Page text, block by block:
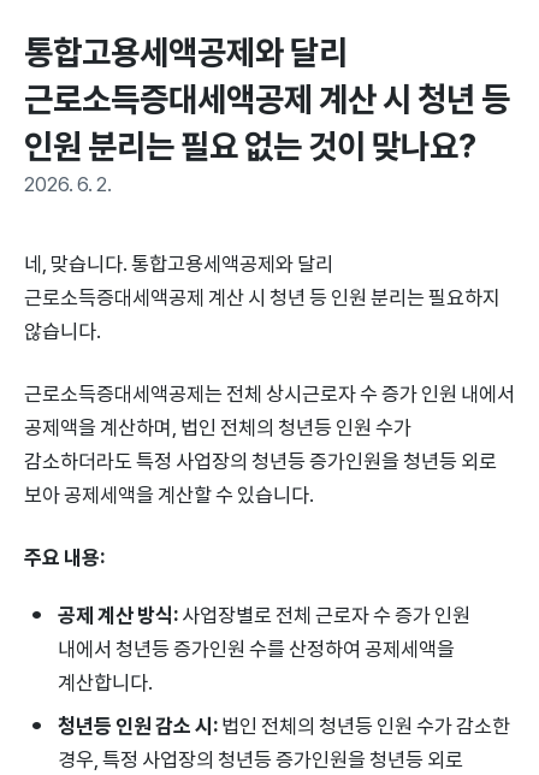
통합고용세액공제와 달리
근로소득증대세액공제 계산 시 청년 등
인원 분리는 필요 없는 것이 맞나요?
2026. 6. 2.
네, 맞습니다. 통합고용세액공제와 달리
근로소득증대세액공제 계산 시 청년 등 인원 분리는 필요하지
않습니다.
근로소득증대세액공제는 전체 상시근로자 수 증가 인원 내에서
공제액을 계산하며, 법인 전체의 청년등 인원 수가
감소하더라도 특정 사업장의 청년등 증가인원을 청년등 외로
보아 공제세액을 계산할 수 있습니다.
주요 내용:
공제 계산 방식:사업장별로 전체 근로자 수 증가 인원
내에서 청년등 증가인원 수를 산정하여 공제세액을
계산합니다.
청년등 인원 감소 시:법인 전체의 청년등 인원 수가 감소한
경우, 특정 사업장의 청년등 증가인원을 청년등 외로